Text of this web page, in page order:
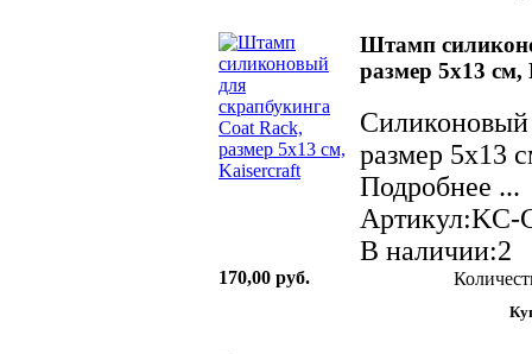
Штамп
размер 5х13 см,
Силиконовый
размер 5х13
Подробнее ...
Артикул:KC-
В наличии:2
170,00 руб.